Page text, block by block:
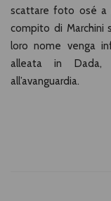
scattare foto osé a
compito di Marchini
loro nome venga
alleata in Dada,
all’avanguardia.